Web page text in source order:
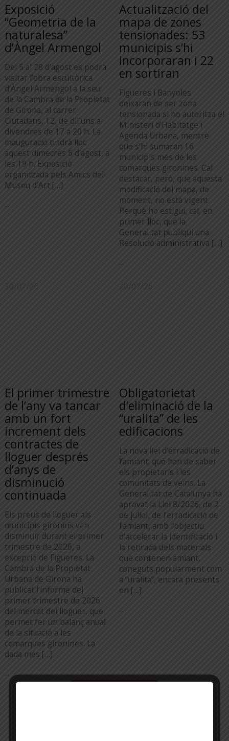
Exposició
“Geometria de la
naturalesa”
d’Àngel Armengol
Del 5 al 28 d’agost es podrà
visitar l’obra escultòrica
d’Àngel Armengol a la seu
de la Cambra de la Propietat
de Girona, al carrer
Ciutadans, 12, de dilluns a
divendres de 17 a 20 h. La
inauguració tindrà lloc
aquest dimecres 5 d’agost, a
les 19 h. Exposició
organitzada pels Amics del
Museu d’Art […]
...
Actualització del
mapa de zones
tensionades: 53
municipis s’hi
incorporaran i 22
en sortiran
Figueres i Banyoles
deixaran de ser zona
tensionada si ho autoritza el
Ministeri d’Habitatge i
Agenda Urbana, mentre
que s’hi sumaran 16
municipis més de les
comarques gironines. Cal
destacar, però, que aquesta
modificació del mapa, de
moment, no està vigent.
Perquè ho estigui, cal, en
primer lloc, que la
Generalitat publiqui una
Resolució administrativa […]
...
30/07/26
El primer trimestre
de l’any va tancar
amb un fort
increment dels
contractes de
lloguer després
d’anys de
disminució
continuada
Els preus de lloguer als
municipis gironins van
disminuir durant el primer
trimestre de 2026, a
excepció de Figueres. La
Cambra de la Propietat
Urbana de Girona ha
publicat l’informe del
primer trimestre de 2026
del mercat del lloguer, que
permet fer un balanç anual
de la situació a les
comarques gironines. La
dada més […]
...
20/07/26
Obligatorietat
d’eliminació de la
“uralita” de les
edificacions
La nova llei d’erradicació de
l’amiant: què han de saber
els propietaris i les
comunitats de veïns. La
Generalitat de Catalunya ha
aprovat la Llei 8/2026, de 2
de juliol, de l’erradicació de
l’amiant, amb l’objectiu
d’accelerar la identificació i
la retirada dels materials
que contenen amiant,
coneguts popularment com
a “uralita”, encara presents
en […]
...